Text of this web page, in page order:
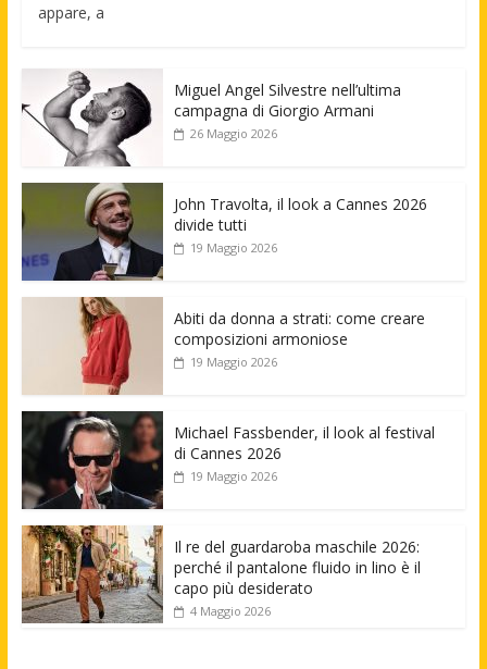
appare, a
Miguel Angel Silvestre nell’ultima
campagna di Giorgio Armani
26 Maggio 2026
John Travolta, il look a Cannes 2026
divide tutti
19 Maggio 2026
Abiti da donna a strati: come creare
composizioni armoniose
19 Maggio 2026
Michael Fassbender, il look al festival
di Cannes 2026
19 Maggio 2026
Il re del guardaroba maschile 2026:
perché il pantalone fluido in lino è il
capo più desiderato
4 Maggio 2026